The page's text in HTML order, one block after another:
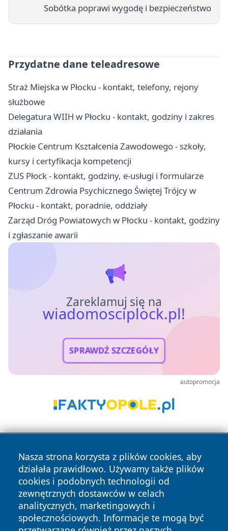
Sobótka poprawi wygodę i bezpieczeństwo
Przydatne dane teleadresowe
Straż Miejska w Płocku - kontakt, telefony, rejony
służbowe
Delegatura WIIH w Płocku - kontakt, godziny i zakres
działania
Płockie Centrum Kształcenia Zawodowego - szkoły,
kursy i certyfikacja kompetencji
ZUS Płock - kontakt, godziny, e-usługi i formularze
Centrum Zdrowia Psychicznego Świętej Trójcy w
Płocku - kontakt, poradnie, oddziały
Zarząd Dróg Powiatowych w Płocku - kontakt, godziny
i zgłaszanie awarii
Zareklamuj się na
wiadomosciplock.pl!
SPRAWDŹ SZCZEGÓŁY
autopromocja
Nasza strona korzysta z plików cookies, aby
działała prawidłowo. Używamy także plików
cookies i podobnych technologii od
zewnętrznych dostawców w celach
analitycznych, marketingowych i
społecznościowych. Informacje te mogą być
Copyright © 2026 wiadomosciplock.pl Wszystkie prawa
zastrzeżone.